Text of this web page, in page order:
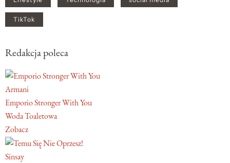
TikTok
Redakcja poleca
Armani
Emporio Stronger With You
Woda Toaletowa
Zobacz
Sinsay